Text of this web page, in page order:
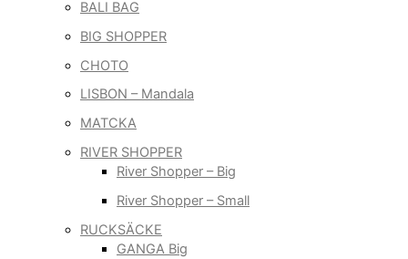
BALI BAG
BIG SHOPPER
CHOTO
LISBON – Mandala
MATCKA
RIVER SHOPPER
River Shopper – Big
River Shopper – Small
RUCKSÄCKE
GANGA Big